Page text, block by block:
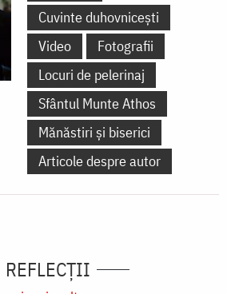
Cuvinte duhovnicești
Video
Fotografii
Locuri de pelerinaj
Sfântul Munte Athos
Mănăstiri și biserici
Articole despre autor
REFLECȚII